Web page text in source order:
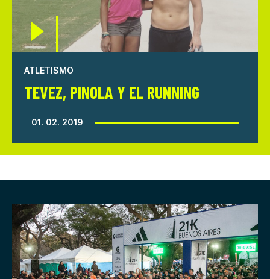
ATLETISMO
TEVEZ, PINOLA Y EL RUNNING
01. 02. 2019